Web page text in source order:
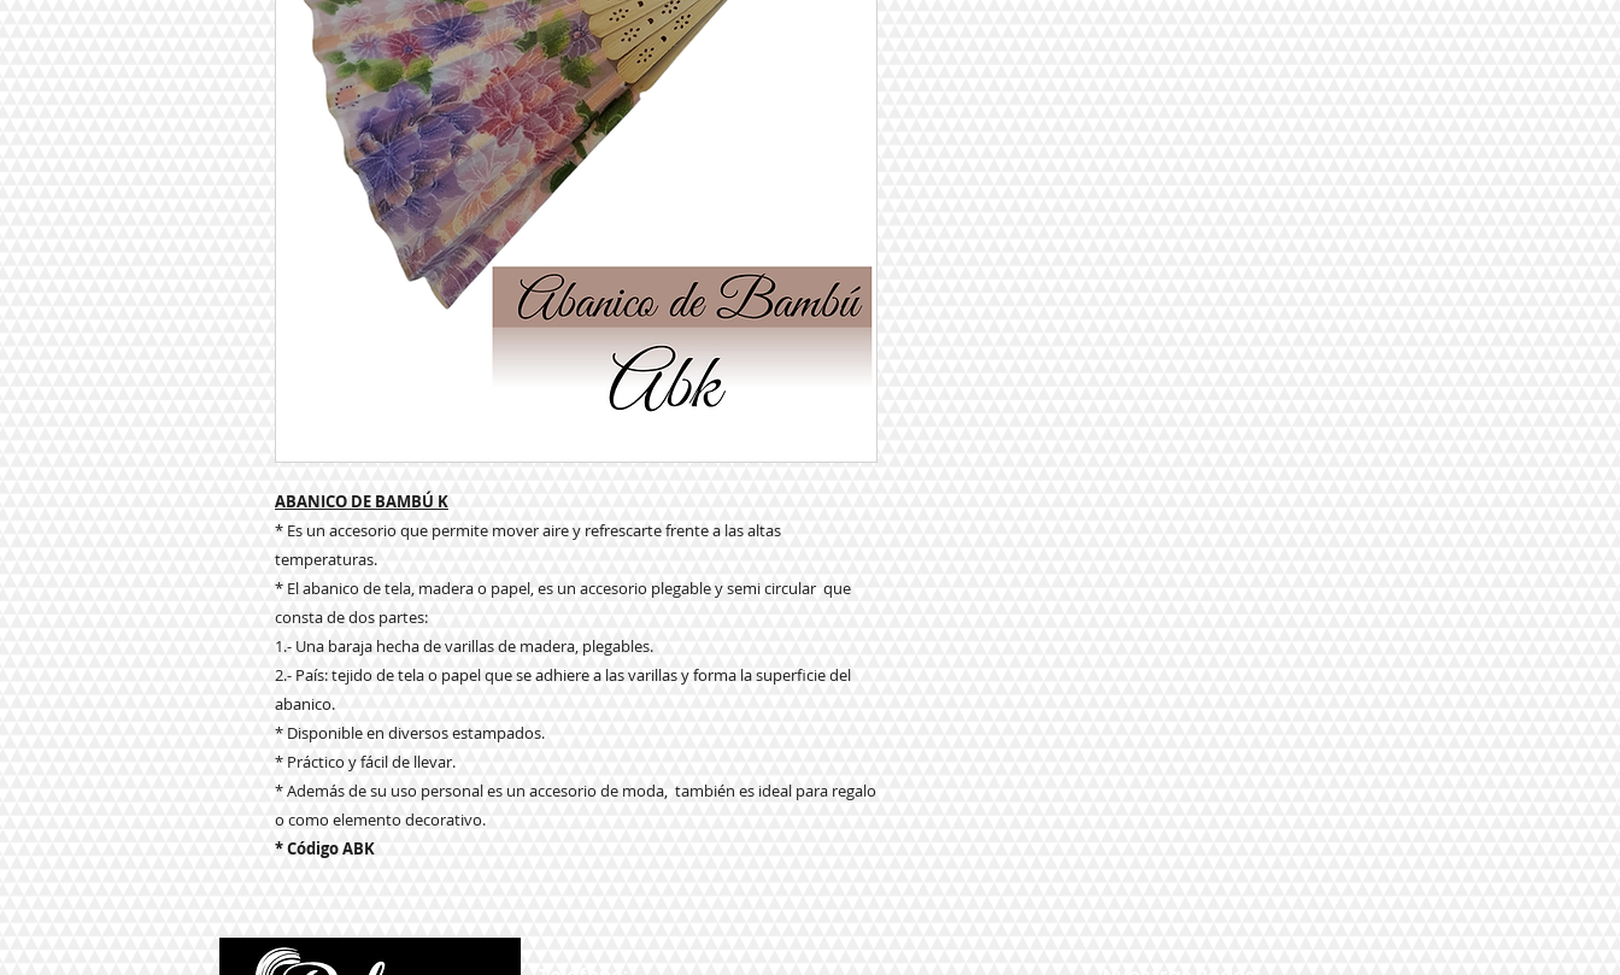
ABANICO DE BAMBÚ K
* Es un accesorio que permite mover aire y refrescarte frente a las altas
temperaturas.
* El abanico de tela, madera o papel, es un accesorio plegable y semi circular que
consta de dos partes:
1.- Una baraja hecha de varillas de madera, plegables.
2.- País: tejido de tela o papel que se adhiere a las varillas y forma la superficie del
abanico.
* Disponible en diversos estampados.
* Práctico y fácil de llevar.
* Además de su uso personal es un accesorio de moda, también es ideal para regalo
o como elemento decorativo.
* Código ABK